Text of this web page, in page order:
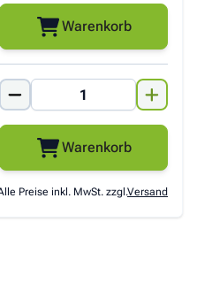
Warenkorb
Warenkorb
Preise inkl. MwSt. zzgl.Versand